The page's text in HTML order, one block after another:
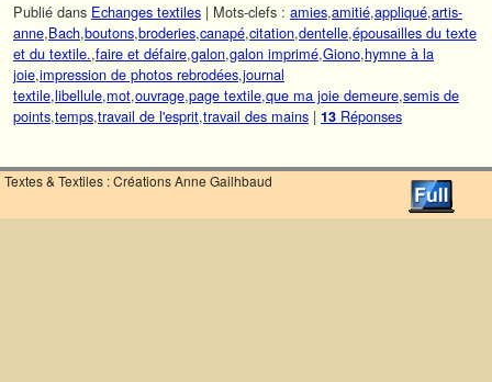
Publié dans Echanges textiles | Mots-clefs : amies,amitié,appliqué,artis-
anne,Bach,boutons,broderies,canapé,citation,dentelle,épousailles du texte
et du textile.,faire et défaire,galon,galon imprimé,Giono,hymne à la
joie,impression de photos rebrodées,journal
textile,libellule,mot,ouvrage,page textile,que ma joie demeure,semis de
points,temps,travail de l'esprit,travail des mains | 13 Réponses
Textes & Textiles : Créations Anne Gailhbaud